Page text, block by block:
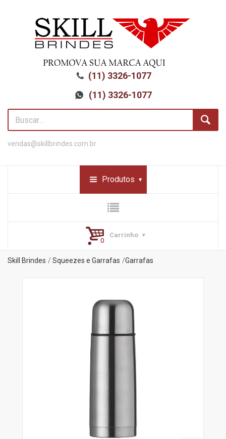
(11) 3326-1077
(11) 3326-1077
vendas@skillbrindes.com.br
Produtos
Carrinho
Skill Brindes Squeezes e Garrafas Garrafas